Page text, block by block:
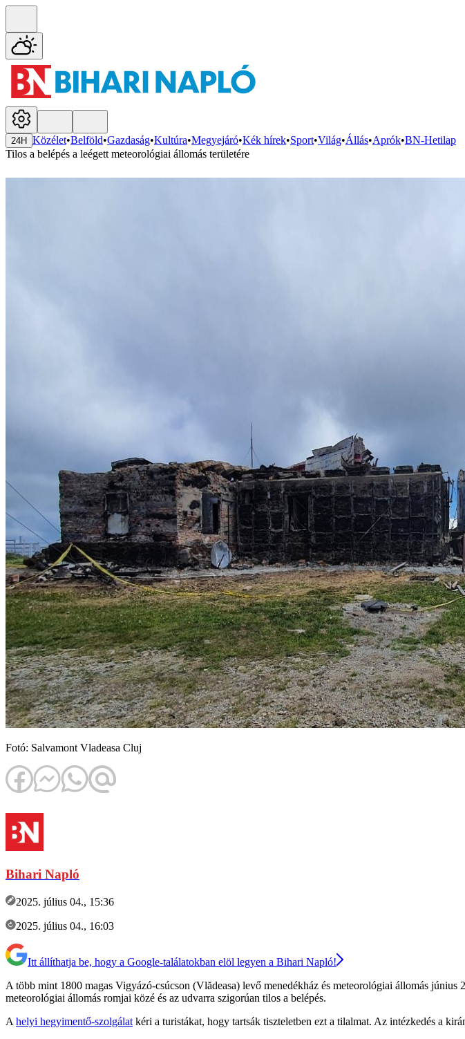
24H Közélet•Belföld•Gazdaság•Kultúra•Megyejáró•Kék hírek•Sport•Világ•Állás•Aprók•BN-Hetilap
Tilos a belépés a leégett meteorológiai állomás területére
Fotó: Salvamont Vladeasa Cluj
Bihari Napló
2025. július 04., 15:36
2025. július 04., 16:03
Itt állíthatja be, hogy a Google-találatokban elöl legyen a Bihari Napló!
A több mint 1800 magas Vigyázó-csúcson (Vlădeasa) levő menedékház és meteorológiai állomás
meteorológiai állomás romjai közé és az udvarra szigorúan tilos a belépés.
A helyi hegyimentő-szolgálat kéri a turistákat, hogy tartsák tiszteletben ezt a tilalmat. Az intézkedés a